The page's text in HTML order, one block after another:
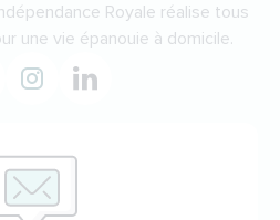
Royale réalise tous
une vie épanouie à domicile.